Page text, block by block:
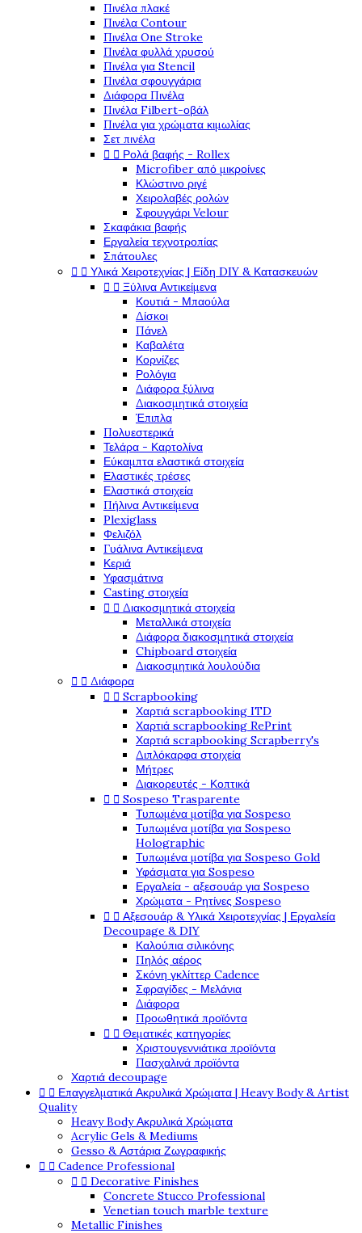
Πινέλα πλακέ
Πινέλα Contour
Πινέλα One Stroke
Πινέλα φυλλά χρυσού
Πινέλα για Stencil
Πινέλα σφουγγάρια
Διάφορα Πινέλα
Πινέλα Filbert-οβάλ
Πινέλα για χρώματα κιμωλίας
Σετ πινέλα
  Ρολά βαφής - Rollex
Microfiber από μικροίνες
Κλώστινο ριγέ
Χειρολαβές ρολών
Σφουγγάρι Velour
Σκαφάκια βαφής
Εργαλεία τεχνοτροπίας
Σπάτουλες
  Υλικά Χειροτεχνίας | Είδη DIY & Κατασκευών
  Ξύλινα Αντικείμενα
Κουτιά - Μπαούλα
Δίσκοι
Πάνελ
Καβαλέτα
Κορνίζες
Ρολόγια
Διάφορα ξύλινα
Διακοσμητικά στοιχεία
Έπιπλα
Πολυεστερικά
Τελάρα - Καρτολίνα
Εύκαμπτα ελαστικά στοιχεία
Ελαστικές τρέσες
Ελαστικά στοιχεία
Πήλινα Αντικείμενα
Plexiglass
Φελιζόλ
Γυάλινα Αντικείμενα
Κεριά
Υφασμάτινα
Casting στοιχεία
  Διακοσμητικά στοιχεία
Μεταλλικά στοιχεία
Διάφορα διακοσμητικά στοιχεία
Chipboard στοιχεία
Διακοσμητικά λουλούδια
  Διάφορα
  Scrapbooking
Χαρτιά scrapbooking ITD
Χαρτιά scrapbooking RePrint
Χαρτιά scrapbooking Scrapberry's
Διπλόκαρφα στοιχεία
Μήτρες
Διακορευτές - Κοπτικά
  Sospeso Trasparente
Τυπωμένα μοτίβα για Sospeso
Τυπωμένα μοτίβα για Sospeso
Holographic
Τυπωμένα μοτίβα για Sospeso Gold
Υφάσματα για Sospeso
Εργαλεία - αξεσουάρ για Sospeso
Χρώματα - Ρητίνες Sospeso
  Αξεσουάρ & Υλικά Χειροτεχνίας | Εργαλεία
Decoupage & DIY
Καλούπια σιλικόνης
Πηλός αέρος
Σκόνη γκλίττερ Cadence
Σφραγίδες - Μελάνια
Διάφορα
Προωθητικά προϊόντα
  Θεματικές κατηγορίες
Χριστουγεννιάτικα προϊόντα
Πασχαλινά προϊόντα
Χαρτιά decoupage
  Επαγγελματικά Ακρυλικά Χρώματα | Heavy Body & Artist
Quality
Heavy Body Ακρυλικά Χρώματα
Acrylic Gels & Mediums
Gesso & Αστάρια Ζωγραφικής
  Cadence Professional
  Decorative Finishes
Concrete Stucco Professional
Venetian touch marble texture
Metallic Finishes